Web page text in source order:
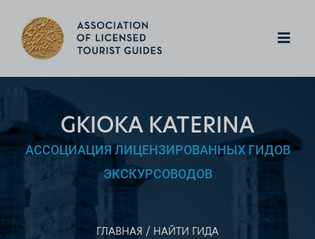
GKIOKA KATERINA
АССОЦИАЦИЯ ЛИЦЕНЗИРОВАННЫХ ГИДОВ
ЭКСКУРСОВОДОВ
ГЛАВНАЯ
НАЙТИ ГИДА